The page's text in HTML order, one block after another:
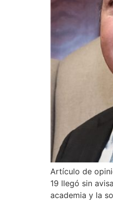
Artículo de
19 llegó sin
academia y la